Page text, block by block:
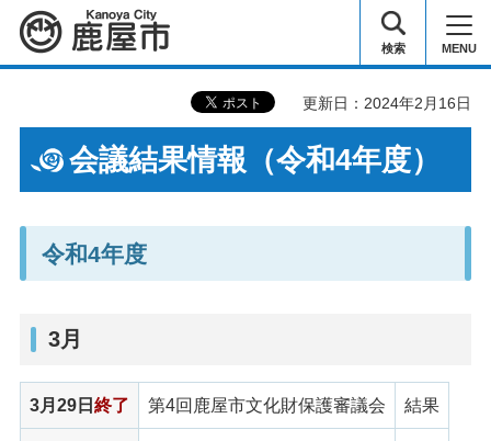
鹿屋市 検索 MENU
更新日：2024年2月16日
会議結果情報（令和4年度）
令和4年度
3月
3月29日 終了 第4回鹿屋市文化財保護審議会 結果